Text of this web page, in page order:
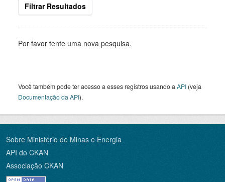
Filtrar Resultados
Por favor tente uma nova pesquisa.
Você também pode ter acesso a esses registros usando a API (veja
Documentação da API).
Sobre Ministério de Minas e Energia
API do CKAN
Associação CKAN